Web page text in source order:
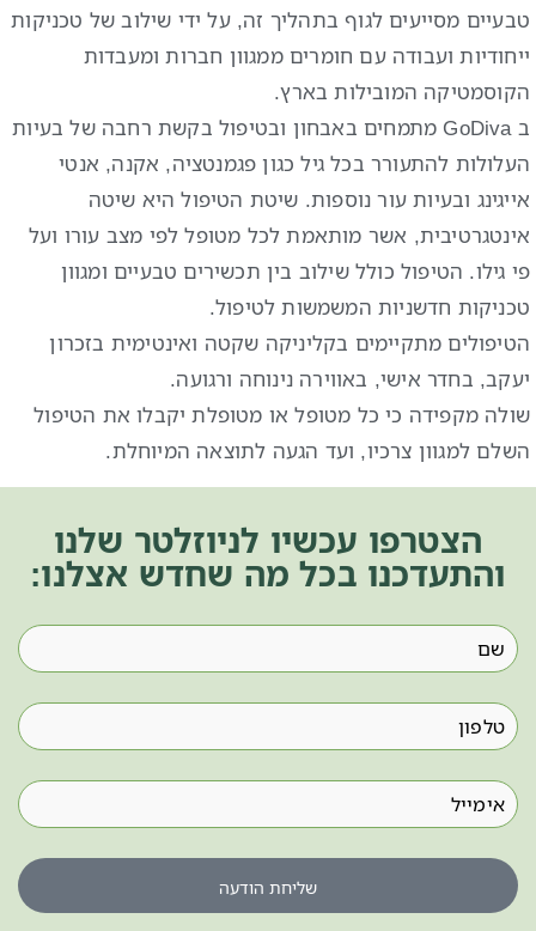
טבעיים מסייעים לגוף בתהליך זה, על ידי שילוב של טכניקות
ייחודיות ועבודה עם חומרים ממגוון חברות ומעבדות
הקוסמטיקה המובילות בארץ.
ב GoDiva מתמחים באבחון ובטיפול בקשת רחבה של בעיות
העלולות להתעורר בכל גיל כגון פגמנטציה, אקנה, אנטי
אייגינג ובעיות עור נוספות. שיטת הטיפול היא שיטה
אינטגרטיבית, אשר מותאמת לכל מטופל לפי מצב עורו ועל
פי גילו. הטיפול כולל שילוב בין תכשירים טבעיים ומגוון
טכניקות חדשניות המשמשות לטיפול.
הטיפולים מתקיימים בקליניקה שקטה ואינטימית בזכרון
יעקב, בחדר אישי, באווירה נינוחה ורגועה.
שולה מקפידה כי כל מטופל או מטופלת יקבלו את הטיפול
השלם למגוון צרכיו, ועד הגעה לתוצאה המיוחלת.
הצטרפו עכשיו לניוזלטר שלנו
והתעדכנו בכל מה שחדש אצלנו:
שליחת הודעה